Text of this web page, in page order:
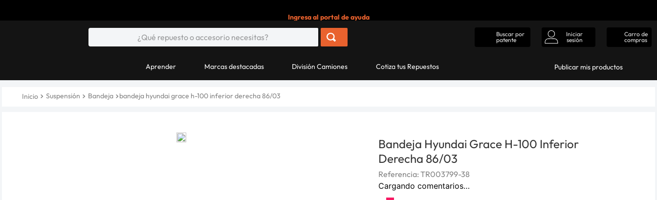
Ingresa al portal de ayuda
Buscar por
patente
Iniciar
sesión
Carro de
compras
Aprender Marcas destacadas División Camiones Cotiza tus Repuestos Publicar mis productos
Suspensión Bandeja bandeja hyundai grace h-100 inferior derecha 86/03
Bandeja Hyundai Grace H-100 Inferior
Derecha 86/03
Referencia: TR003799-38
Cargando comentarios…